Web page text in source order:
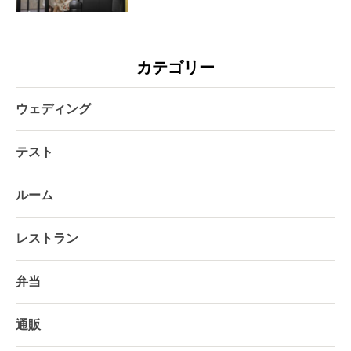
カテゴリー
ウェディング
テスト
ルーム
レストラン
弁当
通販